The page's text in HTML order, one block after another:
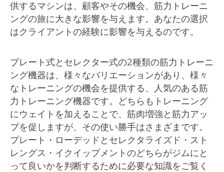
供するマシンは、顧客やその機会、筋力トレーニ
ングの旅に大きな影響を与えます。あなたの選択
はクライアントの経験に影響を与えるのです。
プレート式とセレクター式の2種類の筋力トレーニ
ング機器は、様々なバリエーションがあり、様々
なトレーニングの機会を提供する、人気のある筋
力トレーニング機器です。どちらもトレーニング
にウェイトを加えることで、筋肉増強と筋力アッ
プを促しますが、その使い勝手はさまざまです。
プレート・ローデッドとセレクタライズド・スト
レングス・イクイップメントのどちらがジムにと
って良いかを判断するために必要な知識をご覧く